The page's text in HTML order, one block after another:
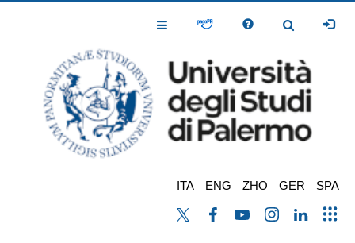
Toggle
Toggle
ITA ENG ZHO GER SPA